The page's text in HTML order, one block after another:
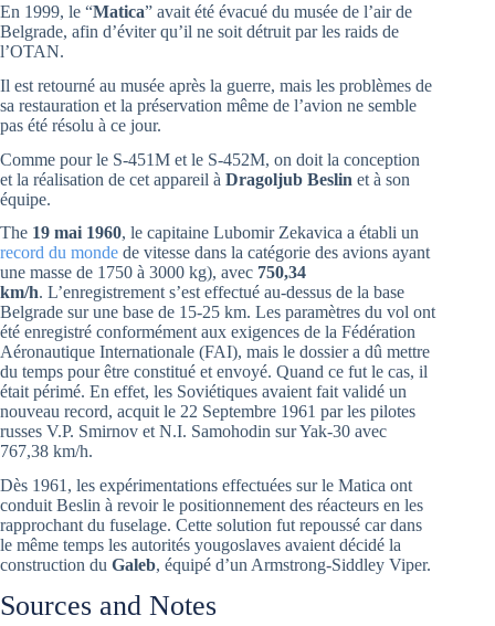
En 1999, le “Matica” avait été évacué du musée de l’air de
Belgrade, afin d’éviter qu’il ne soit détruit par les raids de
l’OTAN.
Il est retourné au musée après la guerre, mais les problèmes de
sa restauration et la préservation même de l’avion ne semble
pas été résolu à ce jour.
Comme pour le S-451M et le S-452M, on doit la conception
et la réalisation de cet appareil à Dragoljub Beslin et à son
équipe.
The 19 mai 1960, le capitaine Lubomir Zekavica a établi un
record du monde de vitesse dans la catégorie des avions ayant
une masse de 1750 à 3000 kg), avec 750,34
km/h. L’enregistrement s’est effectué au-dessus de la base
Belgrade sur une base de 15-25 km. Les paramètres du vol ont
été enregistré conformément aux exigences de la Fédération
Aéronautique Internationale (FAI), mais le dossier a dû mettre
du temps pour être constitué et envoyé. Quand ce fut le cas, il
était périmé. En effet, les Soviétiques avaient fait validé un
nouveau record, acquit le 22 Septembre 1961 par les pilotes
russes V.P. Smirnov et N.I. Samohodin sur Yak-30 avec
767,38 km/h.
Dès 1961, les expérimentations effectuées sur le Matica ont
conduit Beslin à revoir le positionnement des réacteurs en les
rapprochant du fuselage. Cette solution fut repoussé car dans
le même temps les autorités yougoslaves avaient décidé la
construction du Galeb, équipé d’un Armstrong-Siddley Viper.
Sources and Notes